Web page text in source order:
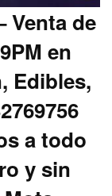
Venta de
en
Edibles,
a todo
y sin